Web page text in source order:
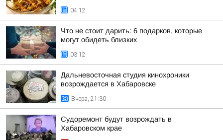
04:12
Что не стоит дарить: 6 подарков, которые
могут обидеть близких
03:12
Дальневосточная студия кинохроники
возрождается в Хабаровске
Вчера, 21:30
Судоремонт будут возрождать в
Хабаровском крае